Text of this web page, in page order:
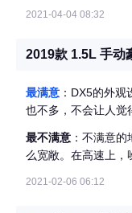
2021-04-04 08:32
2019款 1.5L 手动
最满意 ：DX5的外
也不多，不会让人觉
最不满意 ：不满意
么宽敞。在高速上，
2021-02-06 06:12